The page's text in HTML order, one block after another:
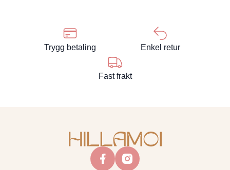
Trygg betaling Enkel retur
Fast frakt
facebookinstagram